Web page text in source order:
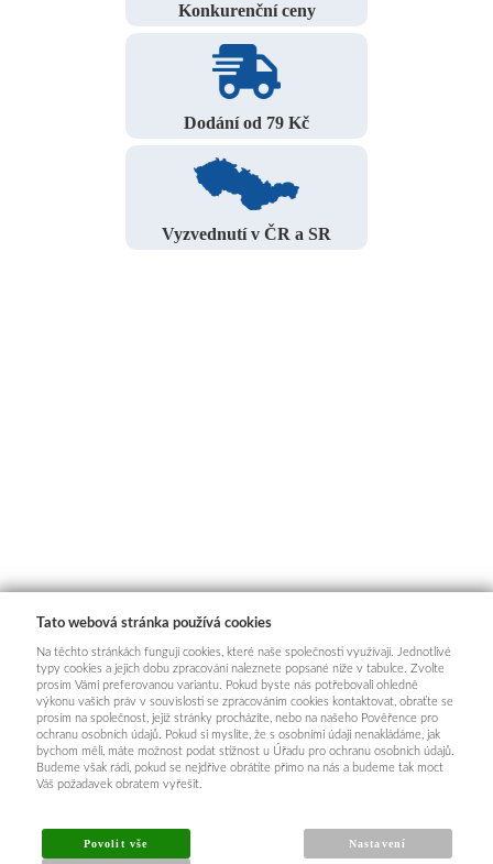
Konkurenční ceny
Dodání od 79 Kč
Vyzvednutí v ČR a SR
Tato webová stránka používá cookies
Na těchto stránkách fungují cookies, které naše společnosti využívají. Jednotlivé
typy cookies a jejich dobu zpracování naleznete popsané níže v tabulce. Zvolte
prosím Vámi preferovanou variantu. Pokud byste nás potřebovali ohledně
výkonu vašich práv v souvislosti se zpracováním cookies kontaktovat, obraťte se
prosím na společnost, jejíž stránky procházíte, nebo na našeho Pověřence pro
ochranu osobních údajů. Pokud si myslíte, že s osobními údaji nenakládáme, jak
bychom měli, máte možnost podat stížnost u Úřadu pro ochranu osobních údajů.
Budeme však rádi, pokud se nejdříve obrátíte přímo na nás a budeme tak moct
Váš požadavek obratem vyřešit.
Povolit vše Nastavení